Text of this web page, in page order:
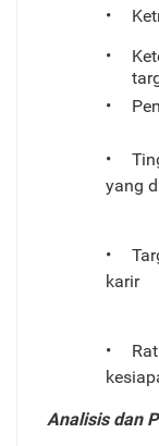
•
•
tar
•
• T
yang
• Tar
karir
•
Analisis dan